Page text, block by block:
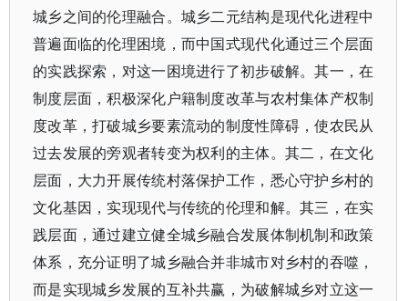
城乡之间的伦理融合。城乡二元结构是现代化进程中
普遍面临的伦理困境，而中国式现代化通过三个层面
的实践探索，对这一困境进行了初步破解。其一，在
制度层面，积极深化户籍制度改革与农村集体产权制
度改革，打破城乡要素流动的制度性障碍，使农民从
过去发展的旁观者转变为权利的主体。其二，在文化
层面，大力开展传统村落保护工作，悉心守护乡村的
文化基因，实现现代与传统的伦理和解。其三，在实
践层面，通过建立健全城乡融合发展体制机制和政策
体系，充分证明了城乡融合并非城市对乡村的吞噬，
而是实现城乡发展的互补共赢，为破解城乡对立这一